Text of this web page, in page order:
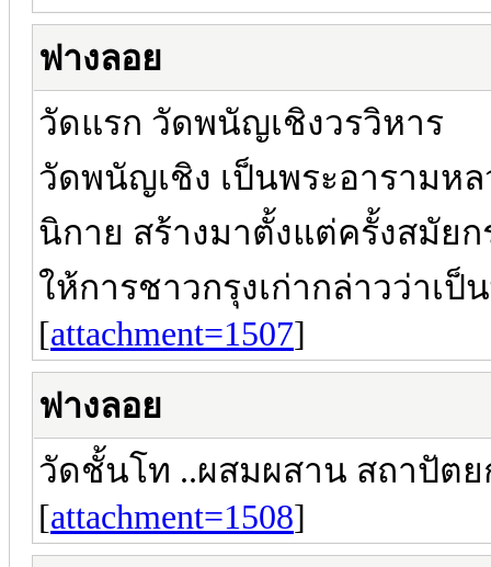
ฟางลอย
วัดแรก วัดพนัญเชิงวรวิหาร
วัดพนัญเชิง เป็นพระอารามห
นิกาย สร้างมาตั้งแต่ครั้งสมัย
ให้การชาวกรุงเก่ากล่าวว่าเ
[attachment=1507]
ฟางลอย
วัดชั้นโท ..ผสมผสาน สถาปัตย
[attachment=1508]